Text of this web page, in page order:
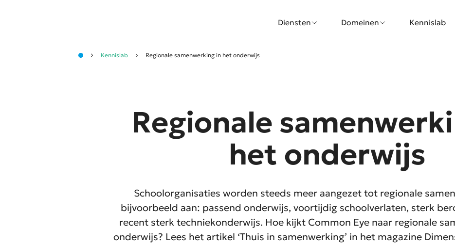
Diensten Domeinen Kennislab
Kennislab Regionale samenwerking in het onderwijs
Regionale
het onderwijs
Schoolorganisaties worden steeds meer aangezet tot regionale
bijvoorbeeld aan: passend onderwijs, voortijdig schoolverlaten, sterk
recent sterk techniekonderwijs. Hoe kijkt Common Eye naar regionale
onderwijs? Lees het artikel ‘Thuis in samenwerking’ in het magazine